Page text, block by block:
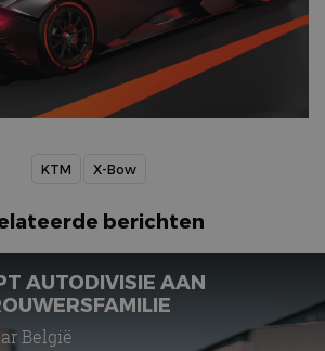
KTM X-Bow
berichten
AUTODIVISIE AAN
België